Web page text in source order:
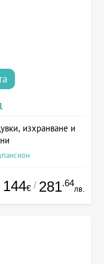
изхранване и
144€ / 281.64
лв.